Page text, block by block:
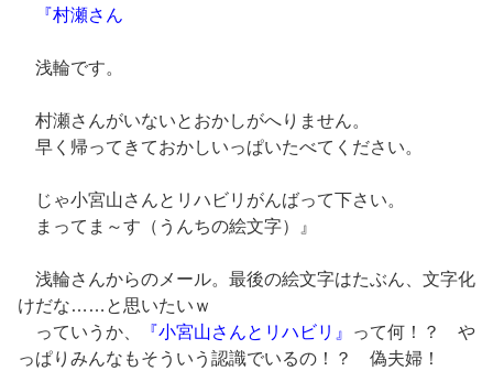
『村瀬さん
浅輪です。
村瀬さんがいないとおかしがへりません。
早く帰ってきておかしいっぱいたべてください。
じゃ小宮山さんとリハビリがんばって下さい。
まってま～す（うんちの絵文字）』
浅輪さんからのメール。最後の絵文字はたぶん、文字化
けだな……と思いたいｗ
っていうか、
『小宮山さんとリハビリ』
って何！？ や
っぱりみんなもそういう認識でいるの！？ 偽夫婦！